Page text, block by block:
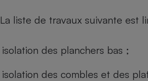
La liste de travaux suivante est
isolation des planchers bas ;
isolation des combles et des